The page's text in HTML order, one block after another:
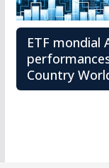
ETF mondial
Country